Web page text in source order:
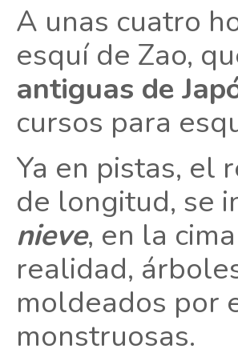
A unas cuatro
esquí de Zao,
antiguas de
cursos para
Ya en pistas, el
de longitud, se
nieve, en la
realidad,
moldeados por
monstruosas.